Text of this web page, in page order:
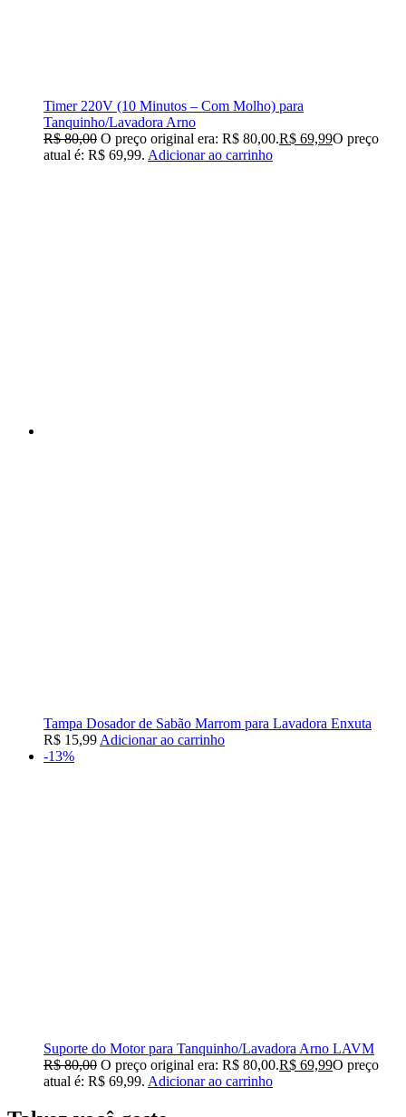
Timer 220V (10 Minutos – Com Molho) para
Tanquinho/Lavadora Arno
R$80,00 O preço original era: R$ 80,00.R$ 69,99O preço
atual é: R$ 69,99. Adicionar ao carrinho
Tampa Dosador de Sabão Marrom para Lavadora Enxuta
R$ 15,99 Adicionar ao carrinho
-13%
Suporte do Motor para Tanquinho/Lavadora Arno LAVM
R$80,00 O preço original era: R$ 80,00.R$ 69,99O preço
atual é: R$ 69,99. Adicionar ao carrinho